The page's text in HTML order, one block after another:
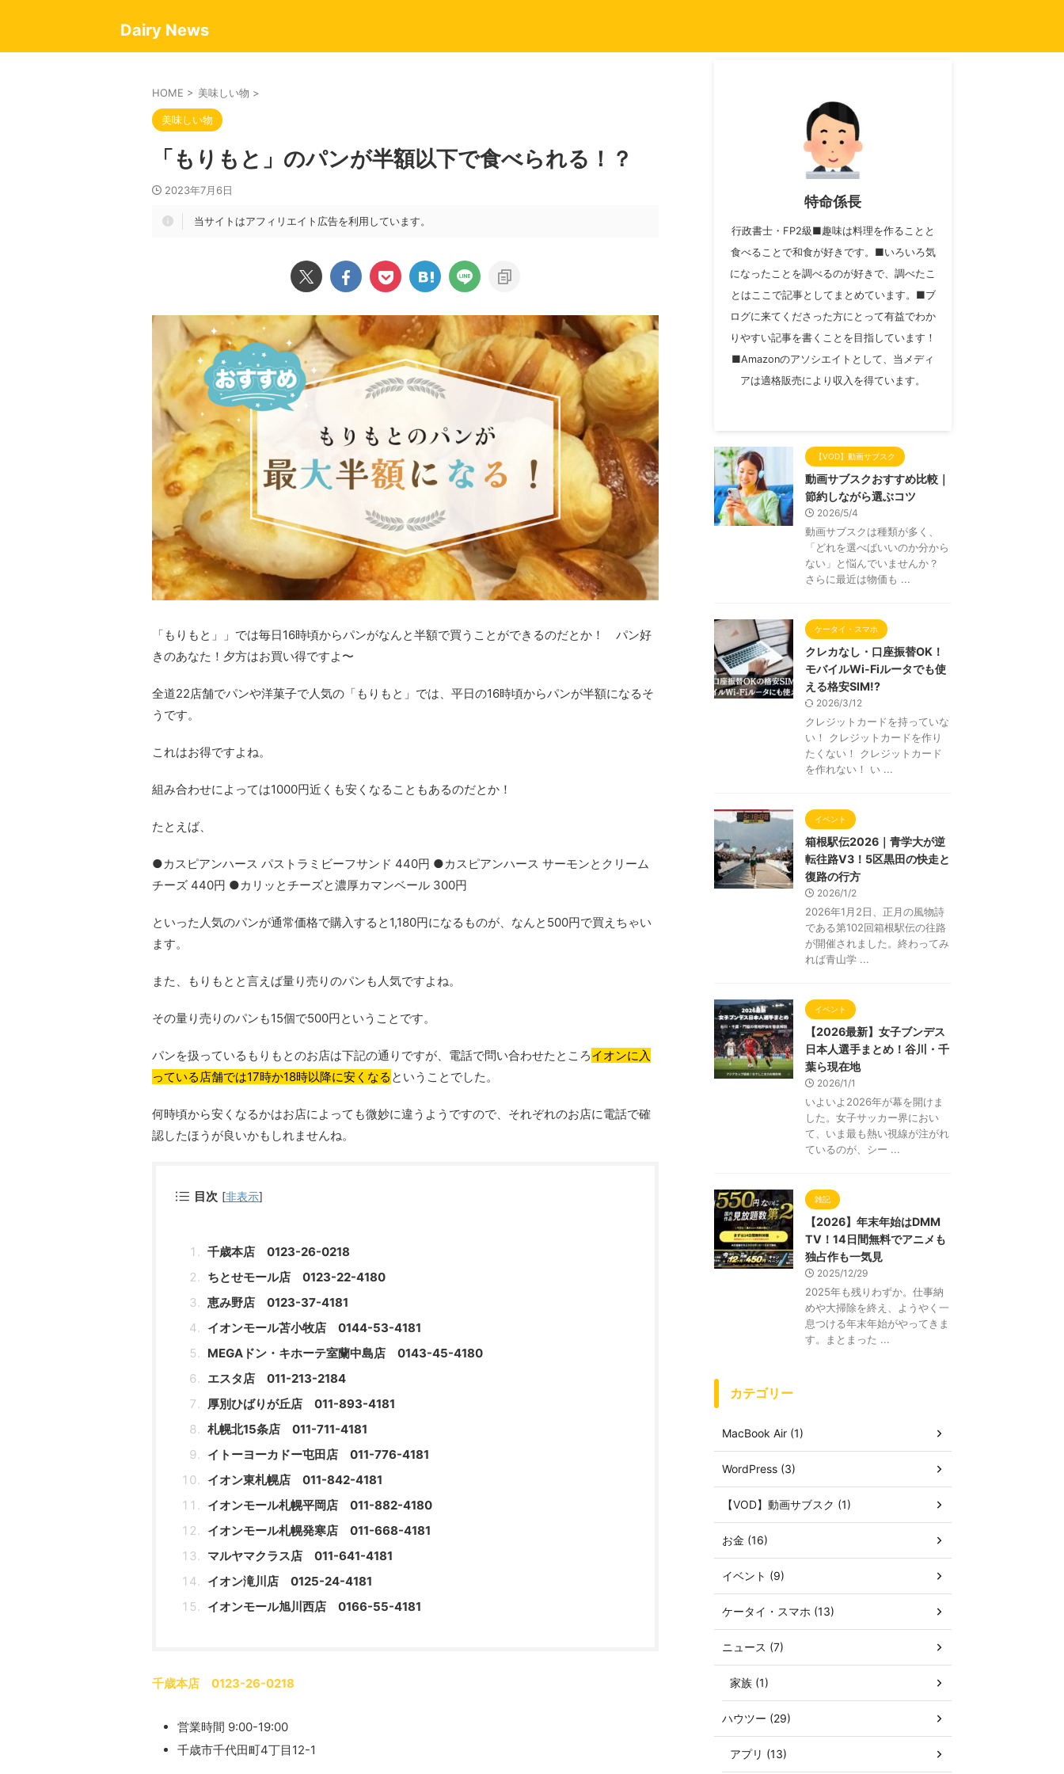
Dairy News
HOME > 美味しい物 >
美味しい物
「もりもと」のパンが半額以下で食べられる！？
2023年7月6日
当サイトはアフィリエイト広告を利用しています。
「もりもと」」では毎日16時頃からパンがなんと半額で買うことができるのだとか！ パン好
きのあなた！夕方はお買い得ですよ〜
全道22店舗でパンや洋菓子で人気の「もりもと」では、平日の16時頃からパンが半額になるそ
うです。
これはお得ですよね。
組み合わせによっては1000円近くも安くなることもあるのだとか！
たとえば、
●カスピアンハース パストラミビーフサンド 440円 ●カスピアンハース サーモンとクリーム
チーズ 440円 ●カリッとチーズと濃厚カマンベール 300円
といった人気のパンが通常価格で購入すると1,180円になるものが、なんと500円で買えちゃい
ます。
また、もりもとと言えば量り売りのパンも人気ですよね。
その量り売りのパンも15個で500円ということです。
パンを扱っているもりもとのお店は下記の通りですが、電話で問い合わせたところイオンに入
っている店舗では17時か18時以降に安くなる ということでした。
何時頃から安くなるかはお店によっても微妙に違うようですので、それぞれのお店に電話で確
認したほうが良いかもしれませんね。
目次 [非表示]
千歳本店 0123-26-0218
ちとせモール店 0123-22-4180
恵み野店 0123-37-4181
イオンモール苫小牧店 0144-53-4181
MEGAドン・キホーテ室蘭中島店 0143-45-4180
エスタ店 011-213-2184
厚別ひばりが丘店 011-893-4181
札幌北15条店 011-711-4181
イトーヨーカドー屯田店 011-776-4181
イオン東札幌店 011-842-4181
イオンモール札幌平岡店 011-882-4180
イオンモール札幌発寒店 011-668-4181
マルヤマクラス店 011-641-4181
イオン滝川店 0125-24-4181
イオンモール旭川西店 0166-55-4181
千歳本店 0123-26-0218
営業時間 9:00-19:00
千歳市千代田町4丁目12-1
特命係長
行政書士・FP2級■趣味は料理を作ることと
食べることで和食が好きです。■いろいろ気
になったことを調べるのが好きで、調べたこ
とはここで記事としてまとめています。■ブ
ログに来てくださった方にとって有益でわか
りやすい記事を書くことを目指しています！
■Amazonのアソシエイトとして、当メディ
アは適格販売により収入を得ています。
【VOD】動画サブスク
動画サブスクおすすめ比較｜
節約しながら選ぶコツ
2026/5/4
動画サブスクは種類が多く、
「どれを選べばいいのか分から
ない」と悩んでいませんか？
さらに最近は物価も ...
ケータイ・スマホ
クレカなし・口座振替OK！
モバイルWi-Fiルータでも使
える格安SIM!?
2026/3/12
クレジットカードを持っていな
い！ クレジットカードを作り
たくない！ クレジットカード
を作れない！ い ...
イベント
箱根駅伝2026｜青学大が逆
転往路V3！5区黒田の快走と
復路の行方
2026/1/2
2026年1月2日、正月の風物詩
である第102回箱根駅伝の往路
が開催されました。終わってみ
れば青山学 ...
イベント
【2026最新】女子ブンデス
日本人選手まとめ！谷川・千
葉ら現在地
2026/1/1
いよいよ2026年が幕を開けま
した。女子サッカー界におい
て、いま最も熱い視線が注がれ
ているのが、シー ...
雑記
【2026】年末年始はDMM
TV！14日間無料でアニメも
独占作も一気見
2025/12/29
2025年も残りわずか。仕事納
めや大掃除を終え、ようやく一
息つける年末年始がやってきま
す。まとまった ...
カテゴリー
MacBook Air (1)
WordPress (3)
【VOD】動画サブスク (1)
お金 (16)
イベント (9)
ケータイ・スマホ (13)
ニュース (7)
家族 (1)
ハウツー (29)
アプリ (13)